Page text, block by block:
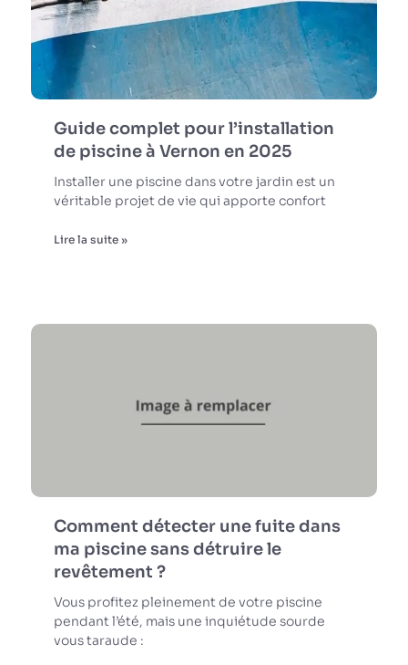
Guide complet pour l’installation
de piscine à Vernon en 2025
Installer une piscine dans votre jardin est un
véritable projet de vie qui apporte confort
Lire la suite »
Comment détecter une fuite dans
ma piscine sans détruire le
revêtement ?
Vous profitez pleinement de votre piscine
pendant l’été, mais une inquiétude sourde
vous taraude :